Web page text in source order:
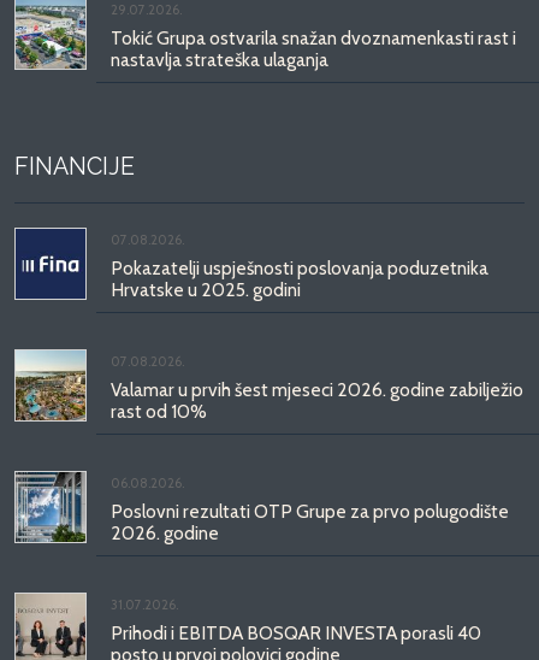
29.07.2026.
Tokić Grupa ostvarila snažan dvoznamenkasti rast i
nastavlja strateška ulaganja
FINANCIJE
07.08.2026.
Pokazatelji uspješnosti poslovanja poduzetnika
Hrvatske u 2025. godini
07.08.2026.
Valamar u prvih šest mjeseci 2026. godine zabilježio
rast od 10%
06.08.2026.
Poslovni rezultati OTP Grupe za prvo polugodište
2026. godine
31.07.2026.
Prihodi i EBITDA BOSQAR INVESTA porasli 40
posto u prvoj polovici godine